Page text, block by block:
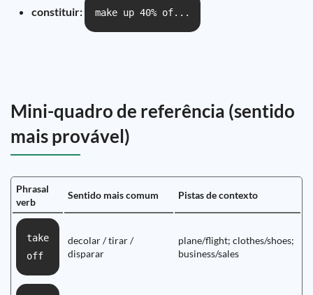
constituir: make up 40% of...
Mini-quadro de referência (sentido
mais provável)
Phrasal
verb
Sentido mais comum Pistas de contexto
take
off
decolar / tirar /
disparar
plane/flight; clothes/shoes;
business/sales